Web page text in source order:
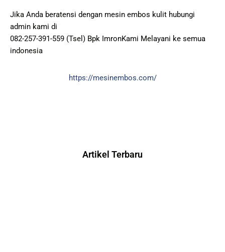
Jika Anda beratensi dengan mesin embos kulit hubungi
admin kami di
082-257-391-559 (Tsel) Bpk ImronKami Melayani ke semua
indonesia
https://mesinembos.com/
Artikel Terbaru